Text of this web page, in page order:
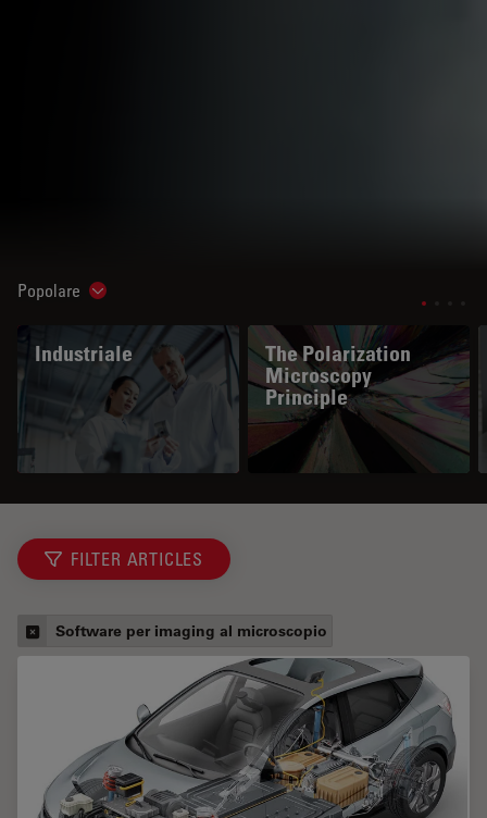
Popolare Show subnavigation
Industriale
The Polarization
Microscopy
Principle
FILTER ARTICLES
Software per imaging al microscopio